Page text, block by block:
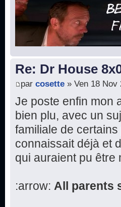
Re: Dr House
par cosette » Ven 18 Nov
Je poste enfin mon
bien plu, avec un
familiale de
connaissait déjà et
qui auraient pu être
:arrow: All parents